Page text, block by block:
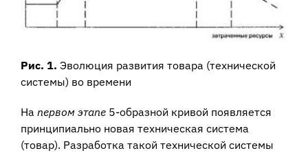
Рис. 1. Эволюция развития товара (технической
системы) во времени
На первом этапе 5-образной кривой появляется
принципиально новая техни­ческая система
(товар). Разработка такой технической системы